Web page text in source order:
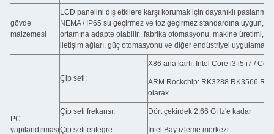
gövde
malzemesi
LCD panelini dış etkilere karşı korumak için dayanıklı
NEMA / IP65 su geçirmez ve toz geçirmez standardına
ortamına adapte olabilir., fabrika otomasyonu, makine üretimi,
iletişim ağları, güç otomasyonu ve diğer endüstriyel
PC
yapılandırması
Çip seti:
X86 ana kartı: Intel Core i3 i5 i7 /
ARM Rockchip: RK3288 RK3566
olarak
Çip seti frekansı: Dört çekirdek 2,66 GHz'e kadar
Çip seti entegre Intel Bay izleme merkezi.